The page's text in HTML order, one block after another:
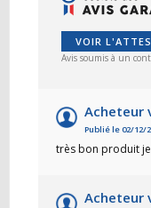
VOIR
Avis soumis à un
Acheteur
Publié le 02/12/
très bon produit
Acheteur